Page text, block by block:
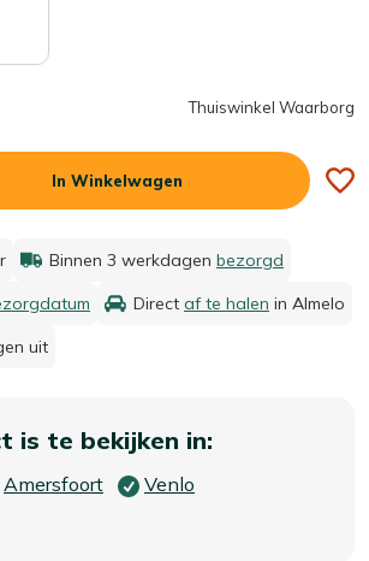
Thuiswinkel Waarborg
In Winkelwagen
Binnen 3 werkdagen bezorgd
Direct af te halen in Almelo
uit
is te bekijken in:
Amersfoort
Venlo